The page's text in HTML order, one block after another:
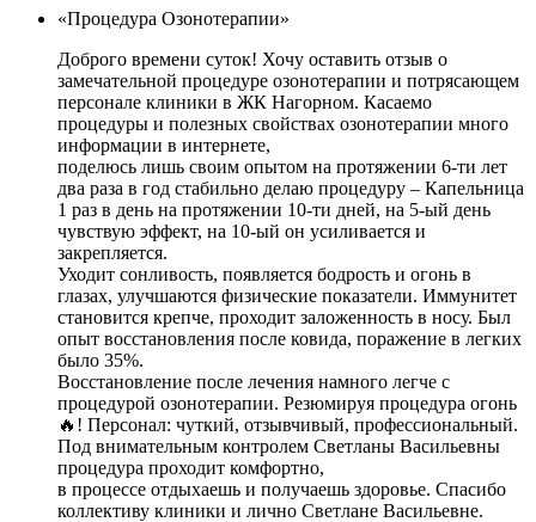
«Процедура Озонотерапии»
Доброго времени суток! Хочу оставить отзыв о
замечательной процедуре озонотерапии и потрясающем
персонале клиники в ЖК Нагорном. Касаемо
процедуры и полезных свойствах озонотерапии много
информации в интернете,
поделюсь лишь своим опытом на протяжении 6-ти лет
два раза в год стабильно делаю процедуру – Капельница
1 раз в день на протяжении 10-ти дней, на 5-ый день
чувствую эффект, на 10-ый он усиливается и
закрепляется.
Уходит сонливость, появляется бодрость и огонь в
глазах, улучшаются физические показатели. Иммунитет
становится крепче, проходит заложенность в носу. Был
опыт восстановления после ковида, поражение в легких
было 35%.
Восстановление после лечения намного легче с
процедурой озонотерапии. Резюмируя процедура огонь
🔥! Персонал: чуткий, отзывчивый, профессиональный.
Под внимательным контролем Светланы Васильевны
процедура проходит комфортно,
в процессе отдыхаешь и получаешь здоровье. Спасибо
коллективу клиники и лично Светлане Васильевне.